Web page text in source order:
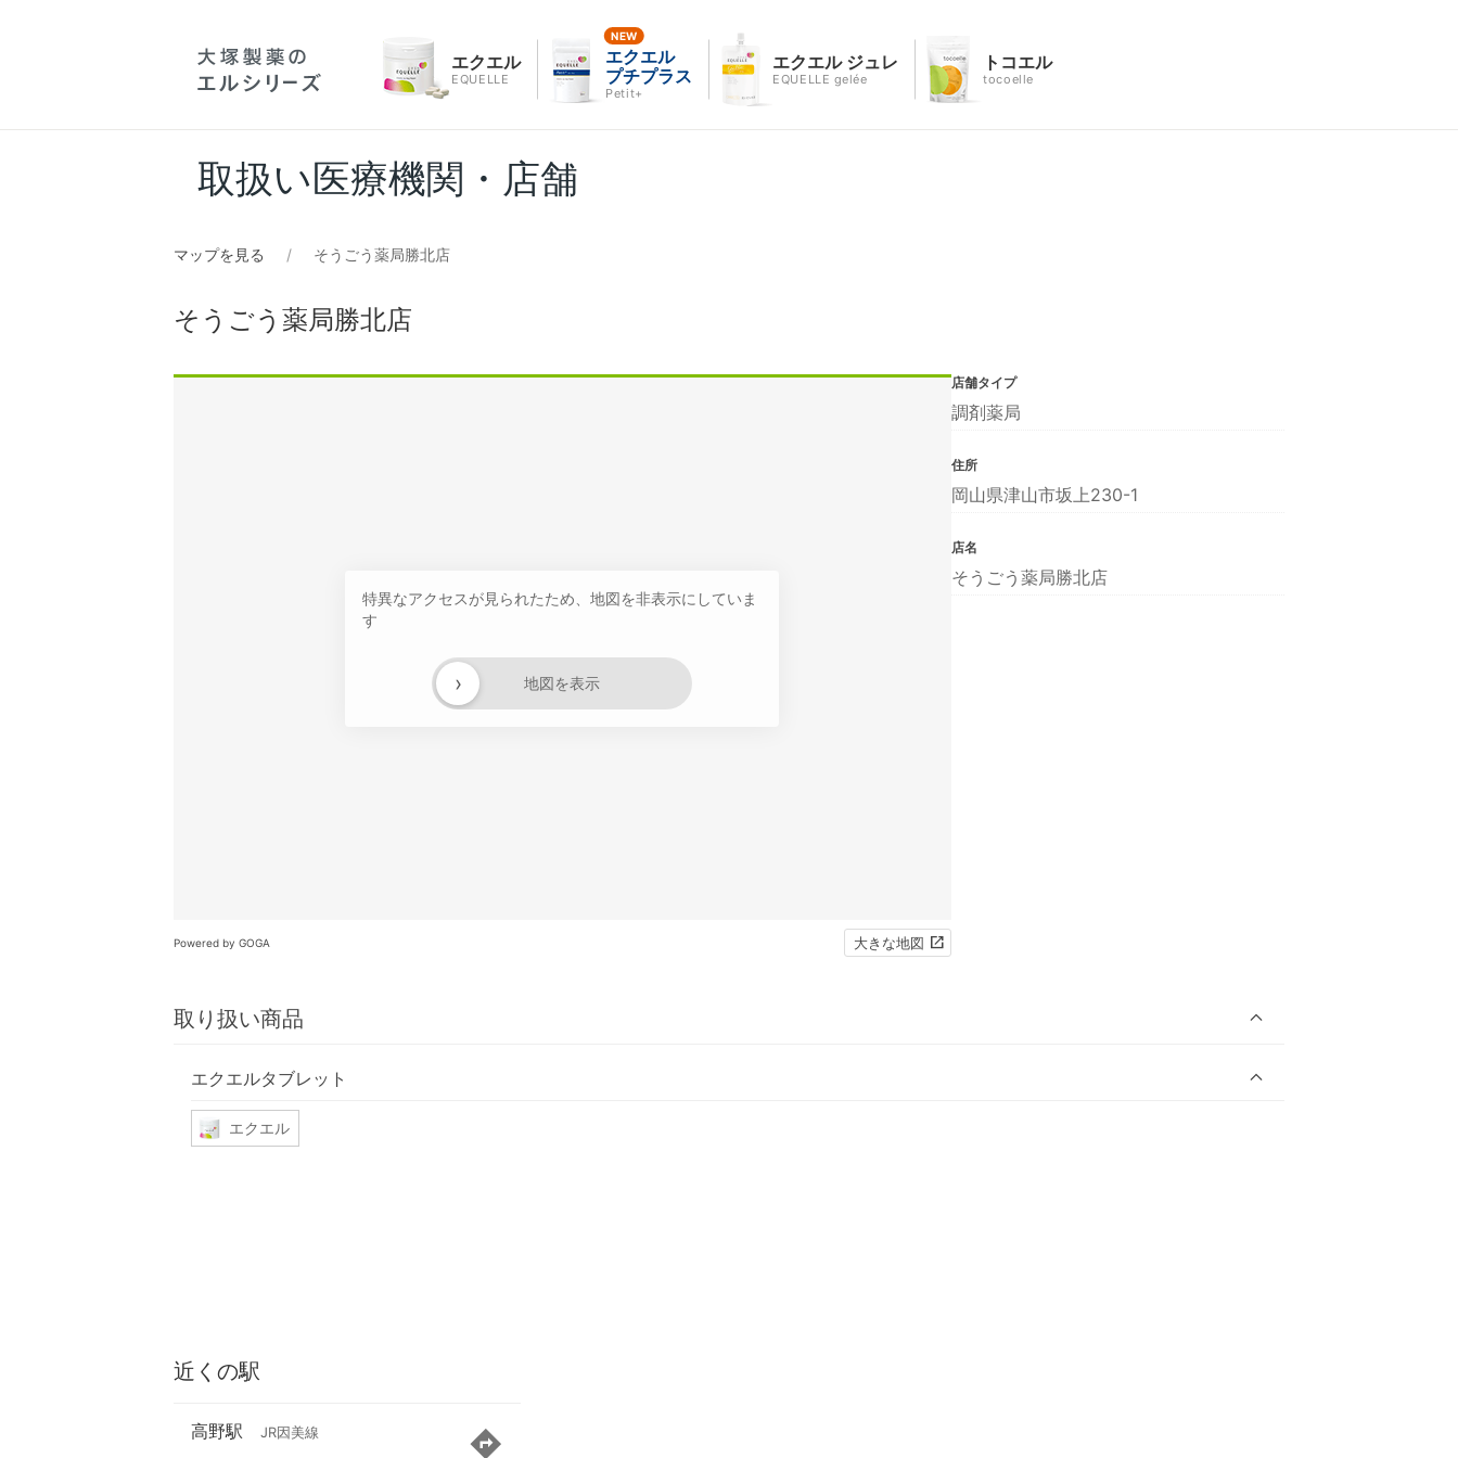
エクエル
EQUELLE
エクエル
プチプラス
Petit+
エクエル ジュレ
EQUELLE gelée
トコエル
tocoelle
取扱い医療機関・店舗
マップを見る そうごう薬局勝北店
そうごう薬局勝北店
特異なアクセスが見られたため、地図を非表示にしていま
す
地図を表示
›
Powered by GOGA 大きな地図
取り扱い商品
エクエルタブレット
エクエル
店舗タイプ
調剤薬局
住所
岡山県津山市坂上230-1
店名
そうごう薬局勝北店
近くの駅
高野駅 JR因美線